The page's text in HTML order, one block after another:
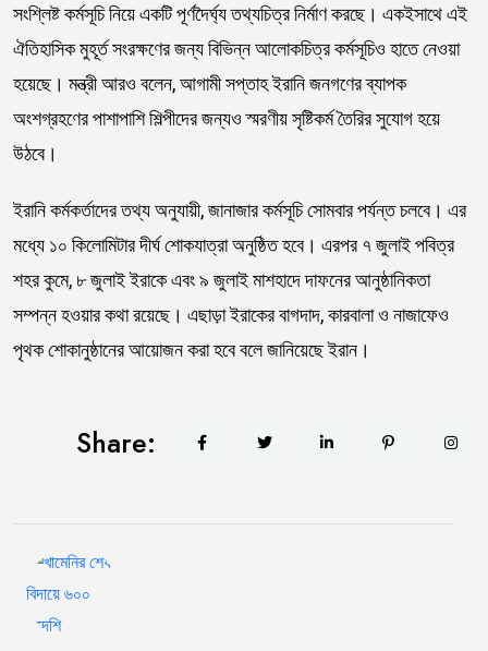
সংশ্লিষ্ট কর্মসূচি নিয়ে একটি পূর্ণদৈর্ঘ্য তথ্যচিত্র নির্মাণ করছে। একইসাথে এই
ঐতিহাসিক মুহূর্ত সংরক্ষণের জন্য বিভিন্ন আলোকচিত্র কর্মসূচিও হাতে নেওয়া
হয়েছে। মন্ত্রী আরও বলেন, আগামী সপ্তাহ ইরানি জনগণের ব্যাপক
অংশগ্রহণের পাশাপাশি শিল্পীদের জন্যও স্মরণীয় সৃষ্টিকর্ম তৈরির সুযোগ হয়ে
উঠবে।
ইরানি কর্মকর্তাদের তথ্য অনুযায়ী, জানাজার কর্মসূচি সোমবার পর্যন্ত চলবে। এর
মধ্যে ১০ কিলোমিটার দীর্ঘ শোকযাত্রা অনুষ্ঠিত হবে। এরপর ৭ জুলাই পবিত্র
শহর কুমে, ৮ জুলাই ইরাকে এবং ৯ জুলাই মাশহাদে দাফনের আনুষ্ঠানিকতা
সম্পন্ন হওয়ার কথা রয়েছে। এছাড়া ইরাকের বাগদাদ, কারবালা ও নাজাফেও
পৃথক শোকানুষ্ঠানের আয়োজন করা হবে বলে জানিয়েছে ইরান।
Share: